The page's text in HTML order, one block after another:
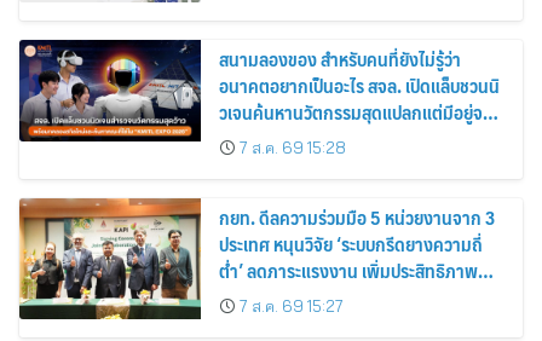
สนามลองของ สำหรับคนที่ยังไม่รู้ว่า
อนาคตอยากเป็นอะไร สจล. เปิดแล็บชวนนิ
วเจนค้นหานวัตกรรมสุดแปลกแต่มีอยู่จริง
พร้อมทดลองสกิลใหม่และค้นหาคณะที่ใช่
ใน “KMITL EXPO 2026”
7 ส.ค. 69 15:28
กยท. ดีลความร่วมมือ 5 หน่วยงานจาก 3
ประเทศ หนุนวิจัย ‘ระบบกรีดยางความถี่
ต่ำ’ ลดภาระแรงงาน เพิ่มประสิทธิภาพ
การจัดการสวนยาง เสริมคุณภาพผลผลิต
ยาง
7 ส.ค. 69 15:27